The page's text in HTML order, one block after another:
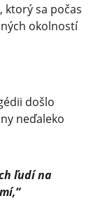
ktorý sa počas
okolností
došlo
neďaleko
ľudí na